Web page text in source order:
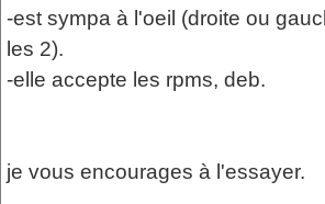
-est sympa à l'oeil (droite ou
les 2).
-elle accepte les rpms, deb.
je vous encourages à l'essayer.